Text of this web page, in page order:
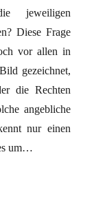
jeweiligen
Diese Frage
vor allen in
gezeichnet,
die Rechten
angebliche
nur einen
um…
und